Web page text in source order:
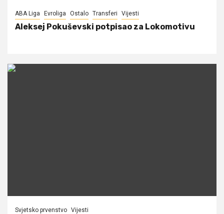
ABA Liga Evroliga Ostalo Transferi Vijesti
Aleksej Pokuševski potpisao za Lokomotivu
Svjetsko prvenstvo Vijesti